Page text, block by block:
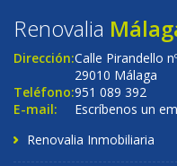
Renovalia
Dirección:Calle Pirandello
29010 Málaga
Teléfono:951 089 392
E-mail:
Escríbenos un
Renovalia Inmobiliaria